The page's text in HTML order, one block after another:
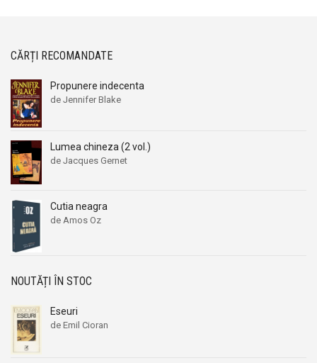
CĂRȚI RECOMANDATE
Propunere indecenta
de Jennifer Blake
Lumea chineza (2 vol.)
de Jacques Gernet
Cutia neagra
de Amos Oz
NOUTĂȚI ÎN STOC
Eseuri
de Emil Cioran